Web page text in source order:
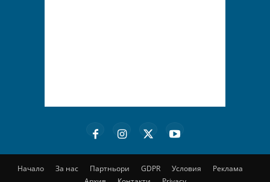
Начало За нас Партньори GDPR Условия
Реклама